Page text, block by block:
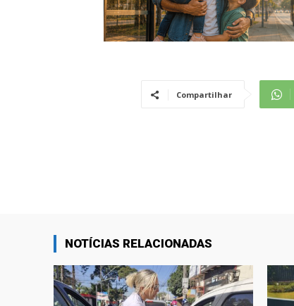
Compartilhar
NOTÍCIAS RELACIONADAS